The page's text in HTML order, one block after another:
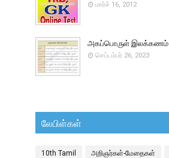
மார்ச் 16, 2012
அகப்பொருள் இலக்கணம்
செப்டம்பர் 26, 2023
லேபிள்கள்
10th Tamil அறிஞர்கள்-மேதைகள்